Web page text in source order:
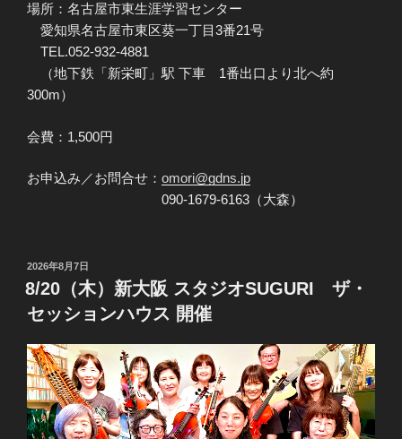
場所：名古屋市東生涯学習センター
愛知県名古屋市東区葵一丁目3番21号
TEL.052-932-4881
（地下鉄「新栄町」駅 下車 1番出口より北へ約
300m）
会費：1,500円
お申込み／お問合せ： omori@gdns.jp
090-1679-6163（大森）
投
稿
日:
2026年8月7日
8/20（木）新大阪 スタジオSUGURI ​ザ・
セッションハウス 開催